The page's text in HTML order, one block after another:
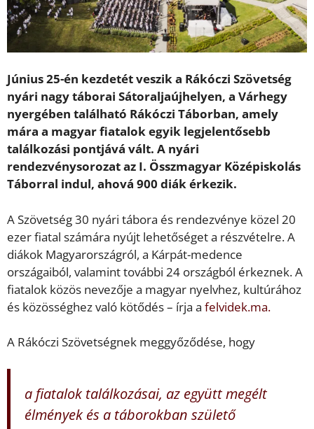
Június 25-én kezdetét veszik a Rákóczi Szövetség
nyári nagy táborai Sátoraljaújhelyen, a Várhegy
nyergében található Rákóczi Táborban, amely
mára a magyar fiatalok egyik legjelentősebb
találkozási pontjává vált. A nyári
rendezvénysorozat az I. Összmagyar Középiskolás
Táborral indul, ahová 900 diák érkezik.
A Szövetség 30 nyári tábora és rendezvénye közel 20
ezer fiatal számára nyújt lehetőséget a részvételre. A
diákok Magyarországról, a Kárpát-medence
országaiból, valamint további 24 országból érkeznek. A
fiatalok közös nevezője a magyar nyelvhez, kultúrához
és közösséghez való kötődés – írja a felvidek.ma.
A Rákóczi Szövetségnek meggyőződése, hogy
a fiatalok találkozásai, az együtt megélt
élmények és a táborokban születő